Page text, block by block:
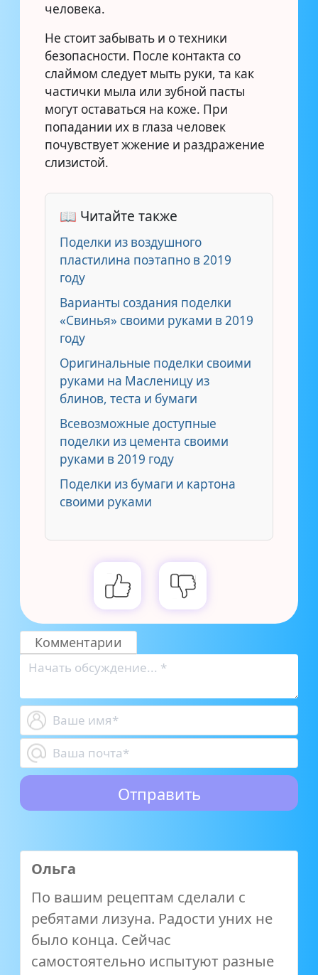
человека.
Не стоит забывать и о техники
безопасности. После контакта со
слаймом следует мыть руки, та как
частички мыла или зубной пасты
могут оставаться на коже. При
попадании их в глаза человек
почувствует жжение и раздражение
слизистой.
📖 Читайте также
Поделки из воздушного
пластилина поэтапно в 2019
году
Варианты создания поделки
«Свинья» своими руками в 2019
году
Оригинальные поделки своими
руками на Масленицу из
блинов, теста и бумаги
Всевозможные доступные
поделки из цемента своими
руками в 2019 году
Поделки из бумаги и картона
своими руками
Комментарии
Ольга
По вашим рецептам сделали с
ребятами лизуна. Радости уних не
было конца. Сейчас
самостоятельно испытуют разные